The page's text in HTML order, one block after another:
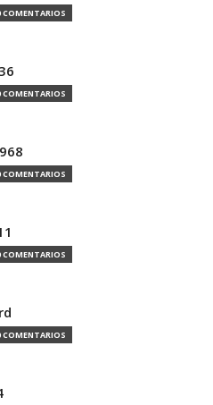
COMENTARIOS
COMENTARIOS
COMENTARIOS
COMENTARIOS
COMENTARIOS